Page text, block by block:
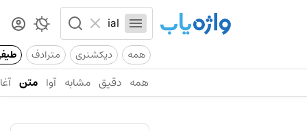
همه دیکشنری مترادف
همه دقیق مشابه آوا متن